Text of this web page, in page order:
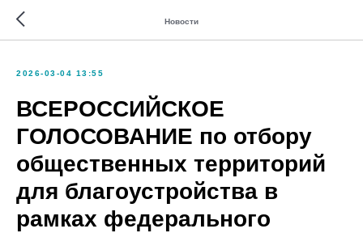
Новости
2026-03-04 13:55
ВСЕРОССИЙСКОЕ
ГОЛОСОВАНИЕ по отбору
общественных территорий
для благоустройства в
рамках федерального